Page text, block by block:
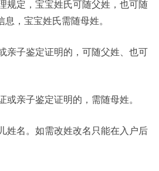
规定，宝宝姓氏可随父姓，也可随
，宝宝姓氏需随母姓。
亲子鉴定证明的，可随父姓、也可
或亲子鉴定证明的，需随母姓。
姓名。如需改姓改名只能在入户后